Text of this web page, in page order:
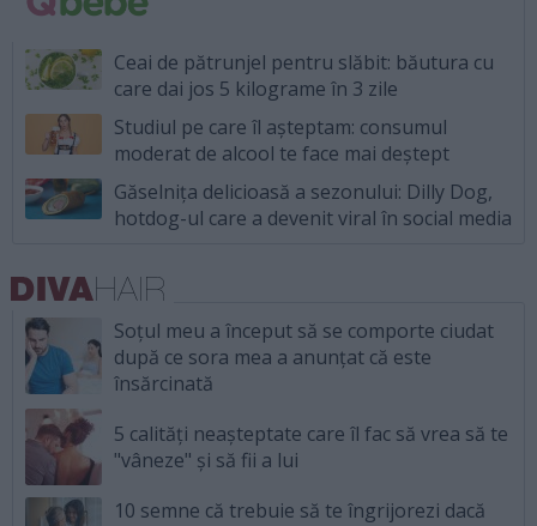
Ceai de pătrunjel pentru slăbit: băutura cu
care dai jos 5 kilograme în 3 zile
Studiul pe care îl așteptam: consumul
moderat de alcool te face mai deștept
Găselnița delicioasă a sezonului: Dilly Dog,
hotdog-ul care a devenit viral în social media
Soțul meu a început să se comporte ciudat
după ce sora mea a anunțat că este
însărcinată
5 calități neașteptate care îl fac să vrea să te
"vâneze" și să fii a lui
10 semne că trebuie să te îngrijorezi dacă